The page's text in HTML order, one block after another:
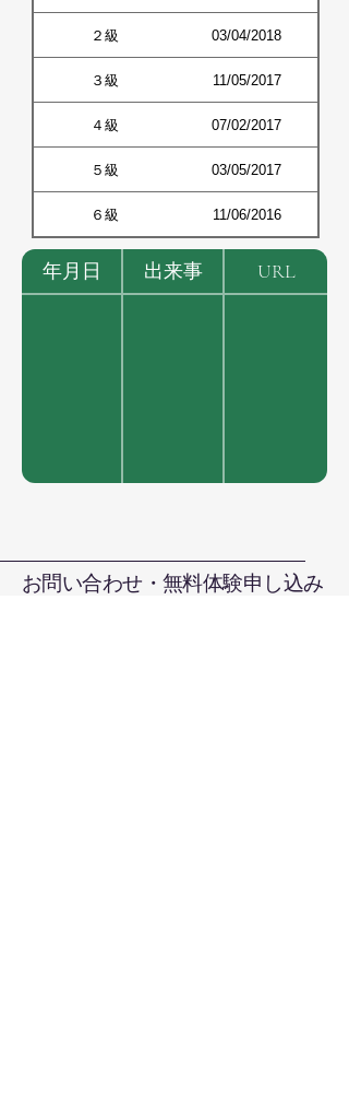
２級 03/04/2018
３級 11/05/2017
４級 07/02/2017
５級 03/05/2017
６級 11/06/2016
年月日 出来事 URL
お問い合わせ・無料体験申し込み